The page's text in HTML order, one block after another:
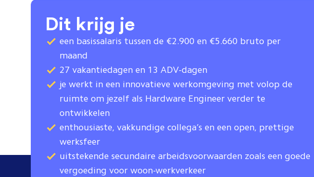
Dit krijg je
een basissalaris tussen de €2.900 en €5.660 bruto per
maand
27 vakantiedagen en 13 ADV-dagen
je werkt in een innovatieve werkomgeving met volop de
ruimte om jezelf als Hardware Engineer verder te
ontwikkelen
enthousiaste, vakkundige collega’s en een open, prettige
werksfeer
uitstekende secundaire arbeidsvoorwaarden zoals een goede
vergoeding voor woon-werkverkeer